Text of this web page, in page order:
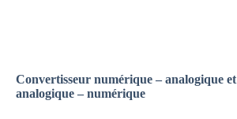
Convertisseur numérique – analogique et
analogique – numérique